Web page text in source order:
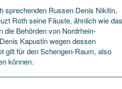
sprechenden Russen Denis Nikitin,
Roth seine Fäuste, ähnlich wie das
Behörden von Nordrhein-
Kapustin wegen dessen
gilt für den Schengen-Raum, also
können.